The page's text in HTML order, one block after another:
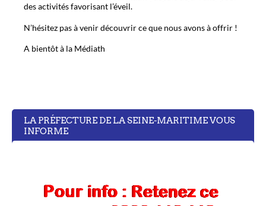
des activités favorisant l’éveil.
N’hésitez pas à venir découvrir ce que nous avons à offrir !
A bientôt à la Médiath
LA PRÉFECTURE DE LA SEINE-MARITIME VOUS
INFORME